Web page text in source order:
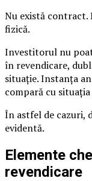
Nu există contract.
fizică.
Investitorul nu
în revendicare,
situație. Instanța
compară cu
În astfel de cazuri,
evidentă.
Elemente
revendicare